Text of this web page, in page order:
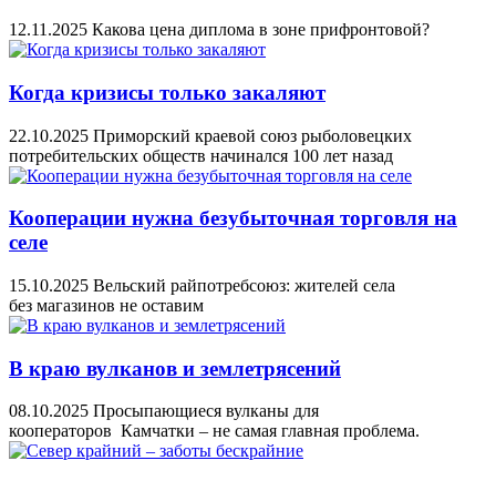
12.11.2025 Какова цена диплома в зоне прифронтовой?
Когда кризисы только закаляют
22.10.2025 Приморский краевой союз рыболовецких
потребительских обществ начинался 100 лет назад
Кооперации нужна безубыточная торговля на
селе
15.10.2025 Вельский райпотребсоюз: жителей села
без магазинов не оставим
В краю вулканов и землетрясений
08.10.2025 Просыпающиеся вулканы для
кооператоров Камчатки – не самая главная проблема.